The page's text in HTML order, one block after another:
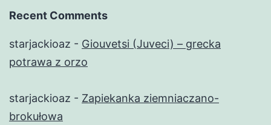
Recent Comments
starjackioaz - Giouvetsi (Juveci) – grecka
potrawa z orzo
starjackioaz - Zapiekanka ziemniaczano-
brokułowa